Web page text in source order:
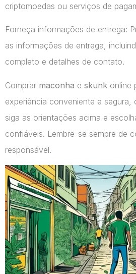
criptomoedas ou serviços de
Forneça informações de entrega:
as informações de entrega,
completo e detalhes de contato.
Comprar maconha e skunk online
experiência conveniente e
siga as orientações acima e
confiáveis. Lembre-se sempre de
responsável.